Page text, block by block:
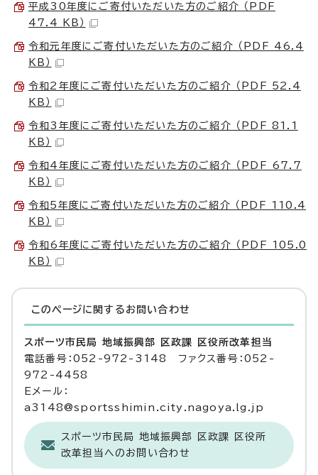
平成30年度にご寄付いただいた方のご紹介 （PDF
47.4 KB）
令和元年度にご寄付いただいた方のご紹介 （PDF 46.4
KB）
令和2年度にご寄付いただいた方のご紹介 （PDF 52.4
KB）
令和3年度にご寄付いただいた方のご紹介 （PDF 81.1
KB）
令和4年度にご寄付いただいた方のご紹介 （PDF 67.7
KB）
令和5年度にご寄付いただいた方のご紹介 （PDF 110.4
KB）
令和6年度にご寄付いただいた方のご紹介 （PDF 105.0
KB）
このページに関する お問い合わせ
スポーツ市民局 地域振興部 区政課 区役所改革担当
電話番号：052-972-3148 ファクス番号：052-
972-4458
Eメール：
a3148@sportsshimin.city.nagoya.lg.jp
スポーツ市民局 地域振興部 区政課 区役所
改革担当へのお問い合わせ